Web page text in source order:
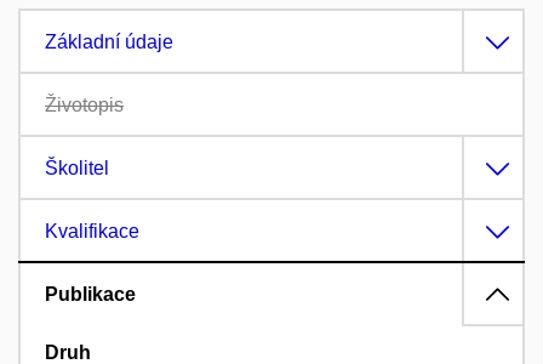
Základní údaje
Životopis
Školitel
Kvalifikace
Publikace
Druh